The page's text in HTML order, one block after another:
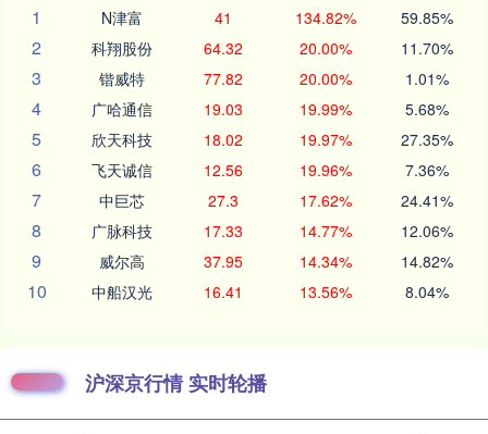
1
N津富 41 134.82% 59.85%
2 科翔股份 64.32 20.00% 11.70%
3 锴威特 77.82 20.00% 1.01%
4 广哈通信 19.03 19.99% 5.68%
5 欣天科技 18.02 19.97% 27.35%
6 飞天诚信 12.56 19.96% 7.36%
7 中巨芯 27.3 17.62% 24.41%
8 广脉科技 17.33 14.77% 12.06%
9 威尔高 37.95 14.34% 14.82%
10 中船汉光 16.41 13.56% 8.04%
沪深京行情 实时轮播